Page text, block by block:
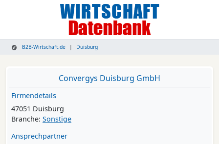
B2B-Wirtschaft.de Duisburg
Convergys Duisburg GmbH
Firmendetails
47051 Duisburg
Branche: Sonstige
Ansprechpartner